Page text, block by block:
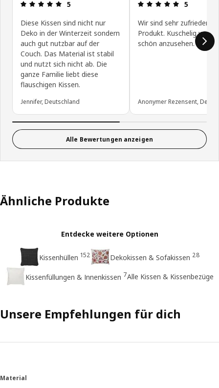
Bewertung: 5 von 5 Sterne
5
Diese Kissen sind nicht nur
Deko in der Winterzeit sondern
auch gut nutzbar auf der
Couch. Das Material ist stabil
und nutzt sich nicht ab. Die
ganze Familie liebt diese
flauschigen Kissen.
Jennifer, Deutschland
5
Wir sind sehr zufrieden
Produkt. Kuschelig weich
schön anzusehen.
Anonymer Rezensent,
Alle Bewertungen anzeigen
Ähnliche Produkte
Entdecke weitere Optionen
Kissenhüllen 152 Dekokissen & Sofakissen 28
Kissenfüllungen & Innenkissen 7Alle Kissen & Kissenbezüge
Unsere Empfehlungen für dich
Material